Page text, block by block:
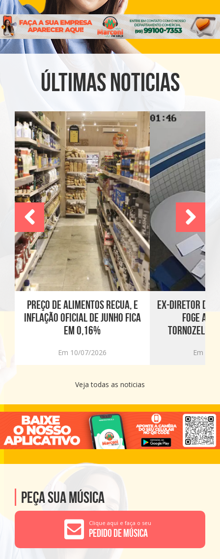
ÚLTIMAS NOTICIAS
PREÇO DE ALIMENTOS RECUA, E
INFLAÇÃO OFICIAL DE JUNHO FICA
EM 0,16%
Em 10/07/2026
EX-DIRETOR DE
FOGE
Em 10/
Veja todas as noticias
Peça sua música
Clique aqui e faça o seu
Pedido de Música